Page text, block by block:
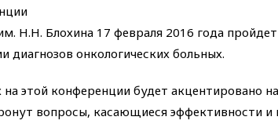
Н.Н. Блохина 17 февраля 2016 года
диагнозов онкологических больных.
этой конференции будет акцентировано
вопросы, касающиеся эффективности